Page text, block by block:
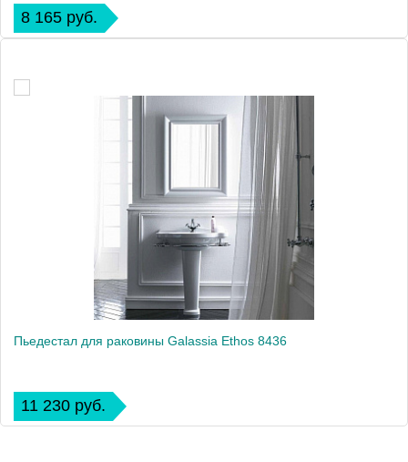
8 165 руб.
Пьедестал для раковины Galassia Ethos 8436
11 230 руб.